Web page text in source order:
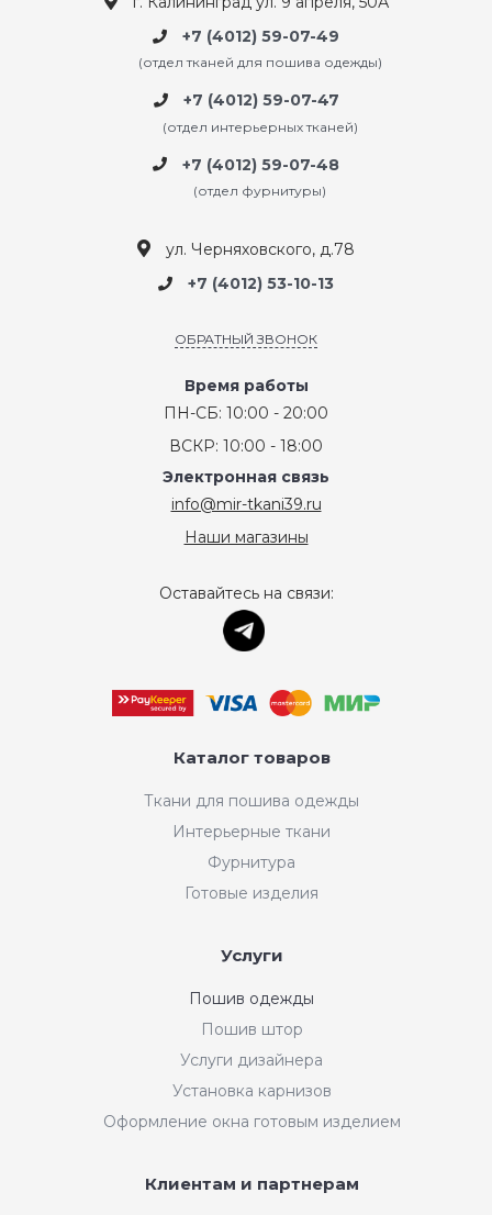
+7 (4012) 59-07-49
(отдел тканей для пошива одежды)
+7 (4012) 59-07-47
(отдел интерьерных тканей)
+7 (4012) 59-07-48
(отдел фурнитуры)
ул. Черняховского, д.78
+7 (4012) 53-10-13
ОБРАТНЫЙ ЗВОНОК
Время работы
ПН-СБ: 10:00 - 20:00
ВСКР: 10:00 - 18:00
Электронная связь
info@mir-tkani39.ru
Наши магазины
Оставайтесь на связи:
Каталог товаров
Ткани для пошива одежды
Интерьерные ткани
Фурнитура
Готовые изделия
Услуги
Пошив одежды
Пошив штор
Услуги дизайнера
Установка карнизов
Оформление окна готовым изделием
Клиентам и партнерам